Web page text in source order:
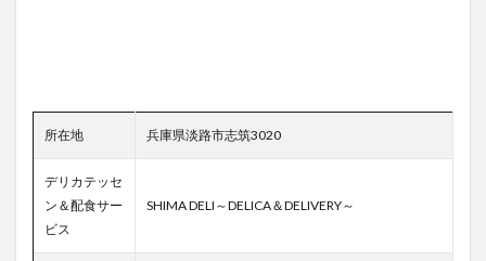
所在地 兵庫県淡路市志筑3020
デリカテッセ
ン＆配食サー
ビス
SHIMA DELI～DELICA＆DELIVERY～